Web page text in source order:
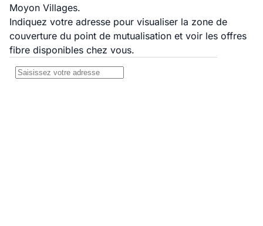
Moyon Villages.
Indiquez votre adresse pour visualiser la zone de
couverture du point de mutualisation et voir les offres
fibre disponibles chez vous.